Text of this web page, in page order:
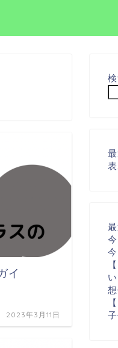
イ
2023年3月11日
い